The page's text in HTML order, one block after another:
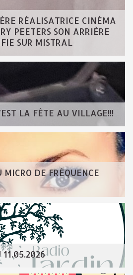
RÉALISATRICE CINÉMA
PEETERS SON ARRIÈRE
SUR MISTRAL
LA FÊTE AU VILLAGE!!!
DE FRÉQUENCE